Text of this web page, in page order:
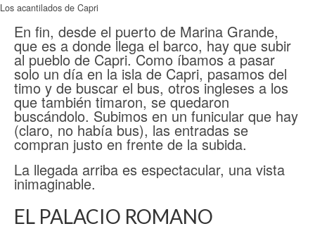
Los acantilados de Capri
En fin, desde el puerto de Marina Grande,
que es a donde llega el barco, hay que subir
al pueblo de Capri. Como íbamos a pasar
solo un día en la isla de Capri, pasamos del
timo y de buscar el bus, otros ingleses a los
que también timaron, se quedaron
buscándolo. Subimos en un funicular que hay
(claro, no había bus), las entradas se
compran justo en frente de la subida.
La llegada arriba es espectacular, una vista
inimaginable.
EL PALACIO ROMANO